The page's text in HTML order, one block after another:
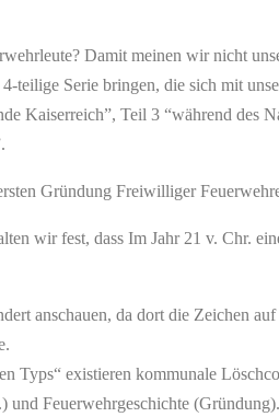
Damit meinen wir nicht
Serie bringen, die sich mit
Kaiserreich”, Teil 3 “während des
Gründung Freiwilliger
wir fest, dass Im Jahr 21 v. Chr.
anschauen, da dort die Zeichen
Typs“ existieren kommunale
und Feuerwehrgeschichte (Gründung).